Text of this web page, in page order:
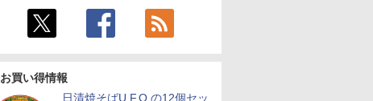
お買い得情報
日清焼そばU.F.O.の12個セッ